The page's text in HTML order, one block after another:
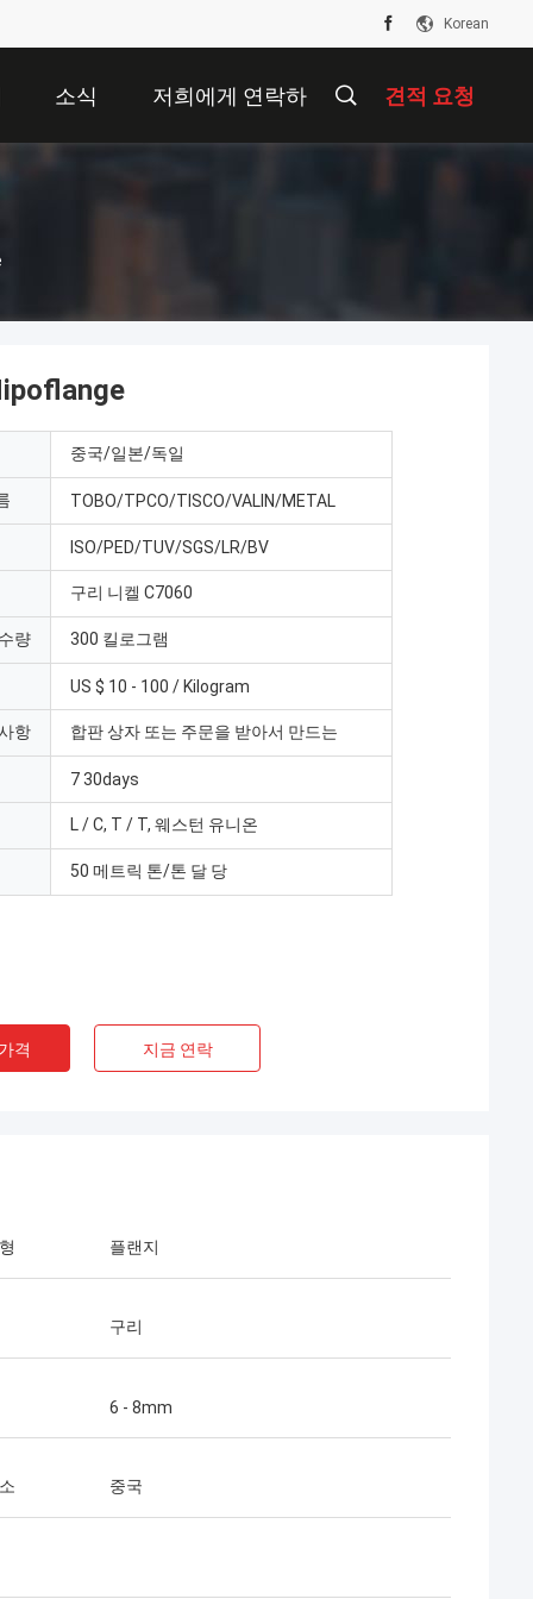
Korean
소식 저희에게 연락하 견적 요청
중국/일본/독일
TOBO/TPCO/TISCO/VALIN/METAL
ISO/PED/TUV/SGS/LR/BV
구리 니켈 C7060
량 300 킬로그램
US $ 10 - 100 / Kilogram
항 합판 상자 또는 주문을 받아서 만드는
7 30days
L / C, T / T, 웨스턴 유니온
50 메트릭 톤/톤 달 당
격 지금 연락
플랜지
구리
6 - 8mm
중국